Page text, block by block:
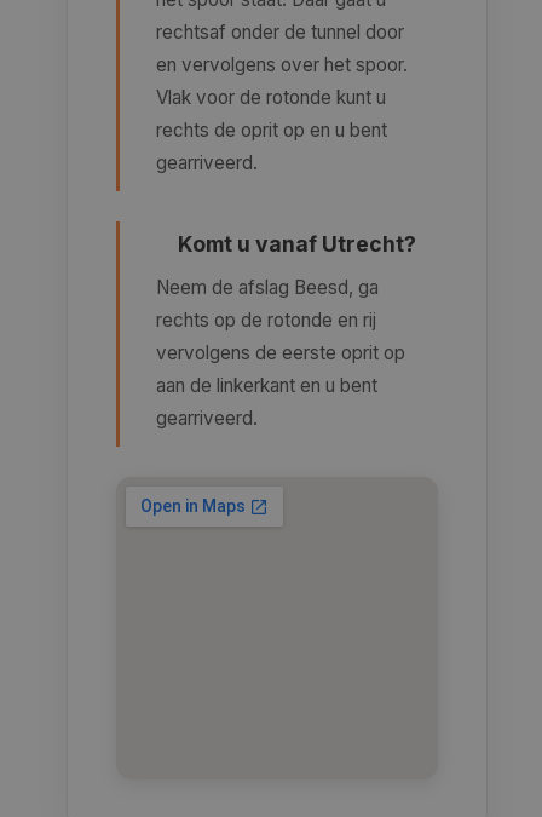
rechtsaf onder de tunnel door
en vervolgens over het spoor.
Vlak voor de rotonde kunt u
rechts de oprit op en u bent
gearriveerd.
Komt u vanaf Utrecht?
Neem de afslag Beesd, ga
rechts op de rotonde en rij
vervolgens de eerste oprit op
aan de linkerkant en u bent
gearriveerd.